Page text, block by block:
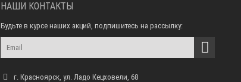
НАШИ КОНТАКТЫ
Будьте в курсе наших акций, подпишитесь на рассылку:
г. Красноярск, ул. Ладо Кецховели, 68